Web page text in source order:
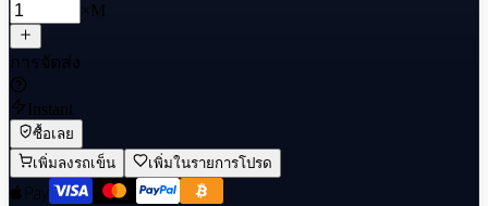
×M
การจัดส่ง
Instant
ซื้อเลย
เพิ่มลงรถเข็น
เพิ่มในรายการโปรด